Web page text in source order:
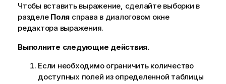
Чтобы вставить выражение, сделайте выборки в
разделе Поля справа в диалоговом окне
редактора выражения.
Выполните следующие действия.
Если необходимо ограничить количество
доступных полей из определенной таблицы